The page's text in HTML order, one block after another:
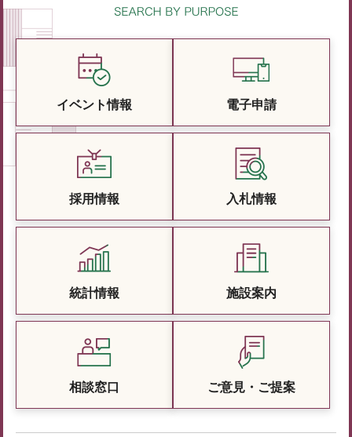
イベント情報 電子申請
採用情報 入札情報
統計情報 施設案内
相談窓口 ご意見・ご提案